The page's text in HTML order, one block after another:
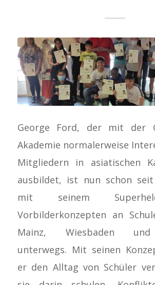
George Ford, der mit der
Akademie normalerweise
Mitgliedern in asiatischen
ausbildet, ist nun schon
mit seinem
Vorbilderkonzepten an
Mainz, Wiesbaden
unterwegs. Mit seinen
er den Alltag von Schüler